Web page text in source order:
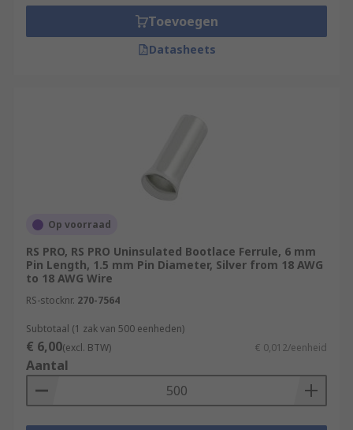
Toevoegen
Datasheets
Op voorraad
RS PRO, RS PRO Uninsulated Bootlace Ferrule, 6 mm
Pin Length, 1.5 mm Pin Diameter, Silver from 18 AWG
to 18 AWG Wire
RS-stocknr. 270-7564
Subtotaal (1 zak van 500 eenheden)
€ 6,00(excl. BTW) € 0,012/eenheid
Aantal